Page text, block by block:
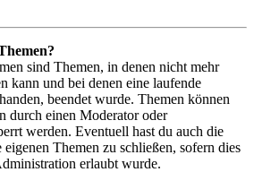
sind Themen, in denen nicht mehr
kann und bei denen eine laufende
beendet wurde. Themen können
durch einen Moderator oder
werden. Eventuell hast du auch die
Themen zu schließen, sofern dies
erlaubt wurde.